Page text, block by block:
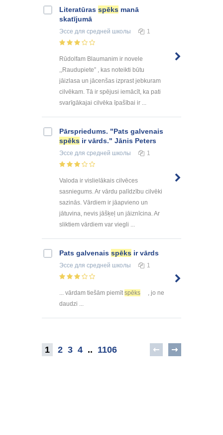
Literatūras spēks manā
skatījumā
Эссе для средней школы 1
Rūdolfam Blaumanim ir novele
,,Raudupiete” , kas noteikti būtu
jāizlasa un jācenšas izprast jebkuram
cilvēkam. Tā ir spējusi iemācīt, ka pati
svarīgākajai cilvēka īpašībai ir ...
Pārspriedums. "Pats galvenais
spēks ir vārds." Jānis Peters
Эссе для средней школы 1
Valoda ir vislielākais cilvēces
sasniegums. Ar vārdu palīdzību cilvēki
sazinās. Vārdiem ir jāapvieno un
jātuvina, nevis jāšķeļ un jāiznīcina. Ar
sliktiem vārdiem var viegli ...
Pats galvenais spēks ir vārds
Эссе для средней школы 1
... vārdam tiešām piemīt spēks
, jo ne
daudzi ...
1 2 3 4 .. 1106